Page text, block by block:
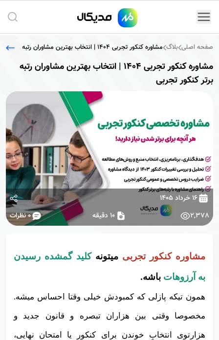
صفحه اصلی بلاگ مشاوره کنکور تجربی 1404 | انتخاب بهترین مشاوران رتبه برتر کنکور تجربی
مشاوره کنکور تجربی 1404 | انتخاب بهترین مشاوران رتبه
برتر کنکور تجربی
0نظرات 10 دقیقه
۱۶ خرداد ۱۴۰۵
2,378
مشاوره کنکور تجربی میتونهکلید گمشده رسیدن
به آرزوهات باشه.
همون تیکه پازلی که کمبودش خیلی وقتا احساس میشه.
مخصوصا وقتی بین هزاران تبصره و قانون جدید و
هزارتوی انتخابِ خوندن برای کنکور یا امتحان نهایی،